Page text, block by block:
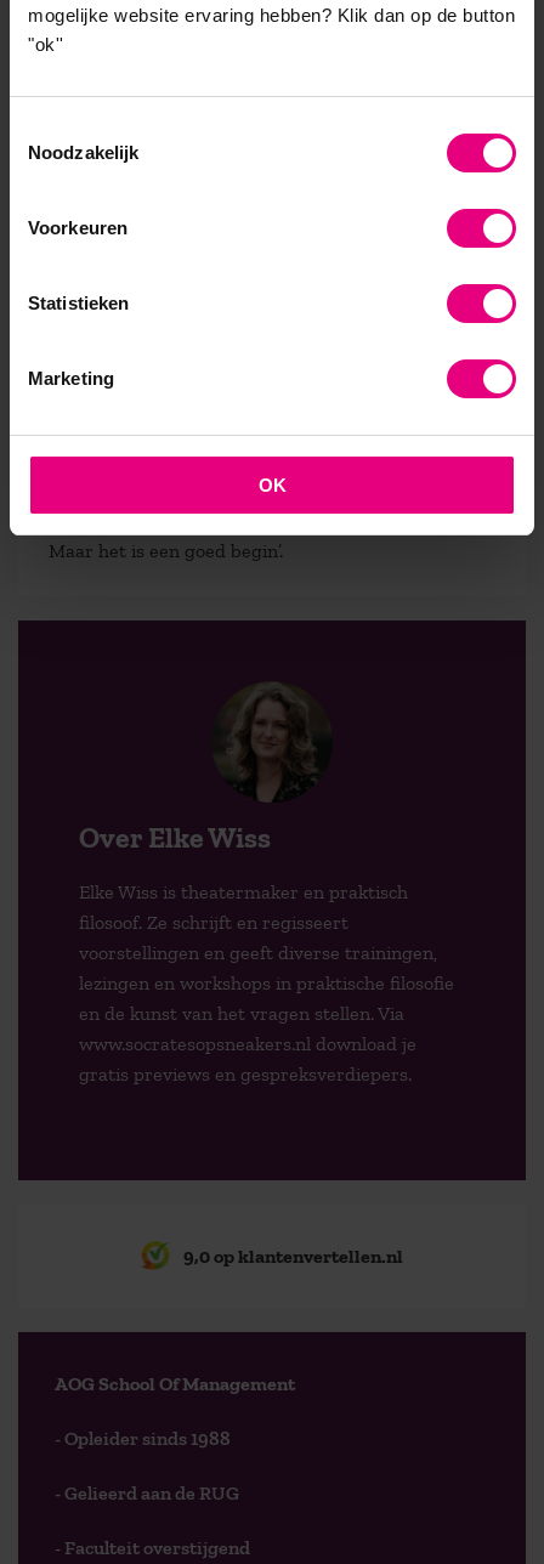
mogelijke website ervaring hebben? Klik dan op de button
"ok''
Noodzakelijk
Voorkeuren
Statistieken
Marketing
OK
Bevragen en je laten bevragen is niet altijd leuk,
Alleen dan is er ruimte voor nieuw denken en nieuw
handelen, voor innovatie en verrassende
dingen in het leven komen niet per se van zelf. Zo
Socrates zit naast me op de bank. Hij poetst een
‘Socrates, denk je echt dat dit boek zoden aan de dijk
zet? Dat het veel mensen gaat inspireren en helpen
betere gesprekken te voeren?’
Socrates kijkt me aan en zegt: ‘Dat weet ik niet. De
tijd zal het leren. En er moet nog veel gebeuren.
Maar het is een goed begin’.
Over Elke Wiss
Elke Wiss is theatermaker en praktisch
filosoof. Ze schrijft en regisseert
voorstellingen en geeft diverse trainingen,
lezingen en workshops in praktische filosofie
en de kunst van het vragen stellen. Via
www.socratesopsneakers.nl download je
gratis previews en gespreksverdiepers.
9,0 op klantenvertellen.nl
AOG School Of Management
- Opleider sinds 1988
- Gelieerd aan de RUG
- Faculteit overstijgend